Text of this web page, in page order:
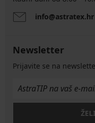
info@astratex.hr
Newsletter
Prijavite se na